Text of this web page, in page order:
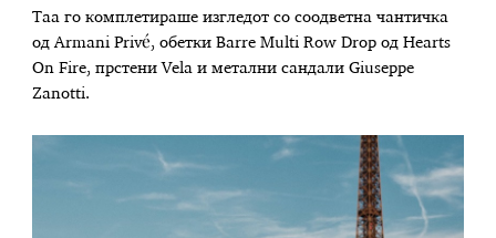
Таа го комплетираше изгледот со соодветна чантичка
од Armani Privé, обетки Barre Multi Row Drop од Hearts
On Fire, прстени Vela и метални сандали Giuseppe
Zanotti.